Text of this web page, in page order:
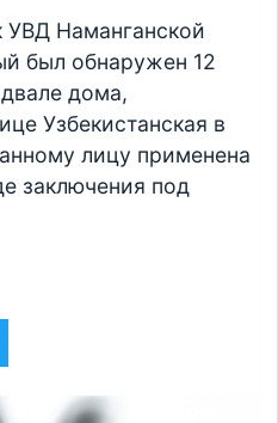
УВД Наманганской
был обнаружен 12
дома,
Узбекистанская в
лицу применена
заключения под